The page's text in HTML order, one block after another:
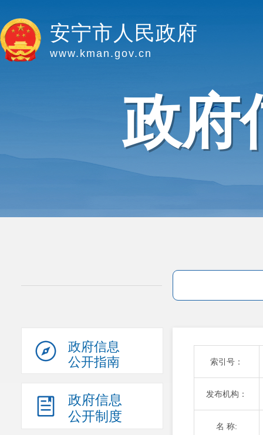
安宁市人民政府
www.kman.gov.cn
政府
政府信息
公开指南
政府信息
公开制度
索引号：
发布机构：
名 称: